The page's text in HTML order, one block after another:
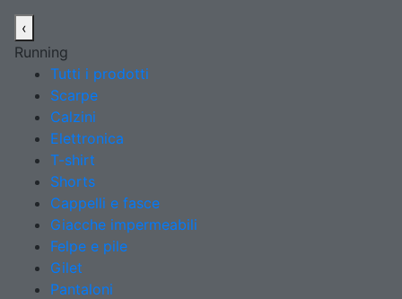
‹
Running
Tutti i prodotti
Scarpe
Calzini
Elettronica
T-shirt
Shorts
Cappelli e fasce
Giacche impermeabili
Felpe e pile
Gilet
Pantaloni